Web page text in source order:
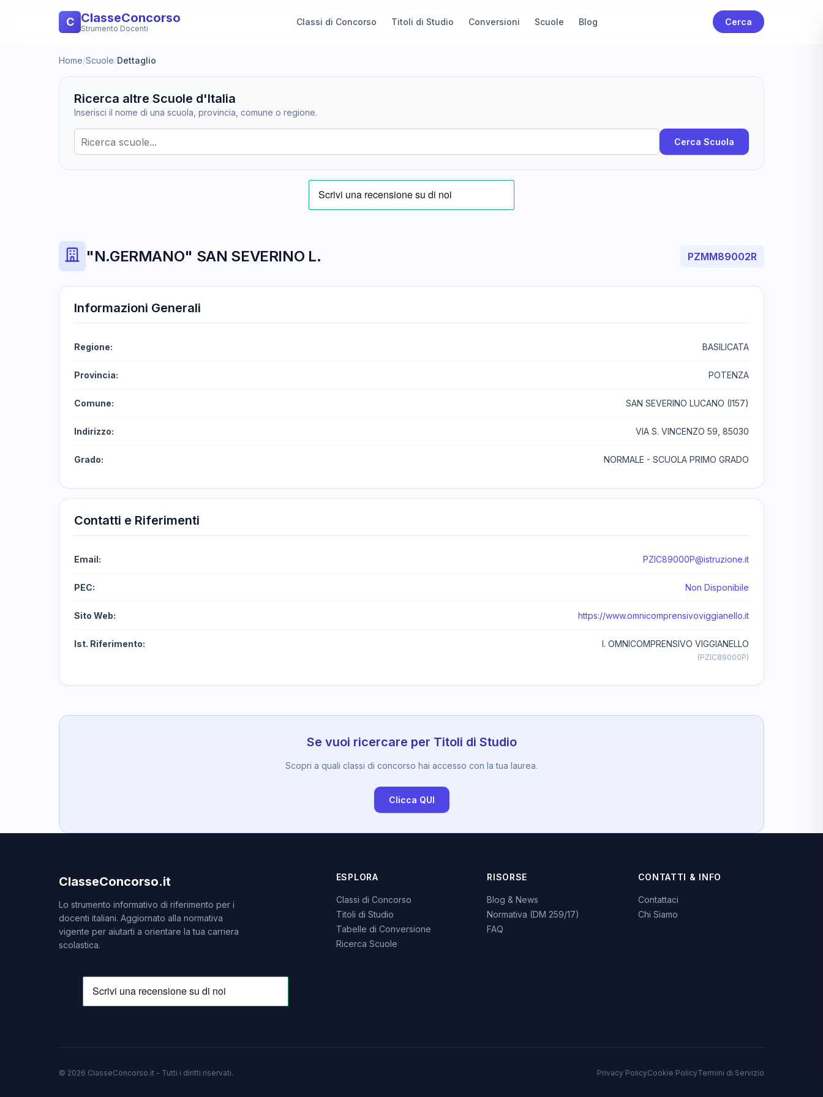
C ClasseConcorso
Strumento Docenti
Classi di Concorso Titoli di Studio Conversioni Scuole Blog Cerca
Home/Scuole/Dettaglio
Ricerca altre Scuole d'Italia
Inserisci il nome di una scuola, provincia, comune o regione.
Cerca Scuola
"N.GERMANO" SAN SEVERINO L. PZMM89002R
Informazioni Generali
Regione: BASILICATA
Provincia: POTENZA
Comune: SAN SEVERINO LUCANO (I157)
Indirizzo: VIA S. VINCENZO 59, 85030
Grado: NORMALE - SCUOLA PRIMO GRADO
Contatti e Riferimenti
Email: PZIC89000P@istruzione.it
PEC: Non Disponibile
Sito Web: https://www.omnicomprensivoviggianello.it
Ist. Riferimento: I. OMNICOMPRENSIVO VIGGIANELLO
(PZIC89000P)
Se vuoi ricercare per Titoli di Studio
Scopri a quali classi di concorso hai accesso con la tua laurea.
Clicca QUI
ClasseConcorso.it
Lo strumento informativo di riferimento per i
docenti italiani. Aggiornato alla normativa
vigente per aiutarti a orientare la tua carriera
scolastica.
ESPLORA
Classi di Concorso
Titoli di Studio
Tabelle di Conversione
Ricerca Scuole
RISORSE
Blog & News
Normativa (DM 259/17)
FAQ
CONTATTI & INFO
Contattaci
Chi Siamo
© 2026 ClasseConcorso.it - Tutti i diritti riservati. Privacy PolicyCookie PolicyTermini di Servizio